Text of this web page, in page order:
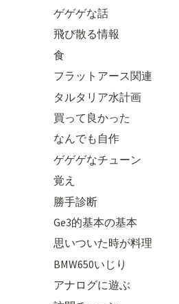
ゲゲゲな話
飛び散る情報
食
フラットアース関連
タルタリア水計画
買って良かった
なんでも自作
ゲゲゲなチューン
覚え
勝手診断
Ge3的基本の基本
思いついた時が料理
BMW650いじり
アナログに遊ぶ